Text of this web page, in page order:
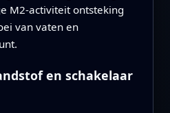
M2-activiteit ontsteking
van vaten en
en schakelaar